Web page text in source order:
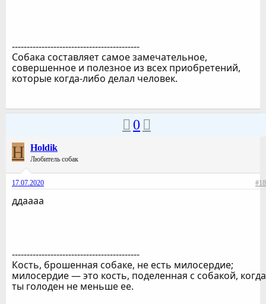
-------------------------------------------
Собака составляет самое замечательное,
совершенное и полезное из всех приобретений,
которые когда-либо делал человек.
0
H Holdik
Любитель собак
17.07.2020 #18
ддаааа
-------------------------------------------
Кость, брошенная собаке, не есть милосердие;
милосердие — это кость, поделенная c собакой, когда
ты голоден не меньше ее.